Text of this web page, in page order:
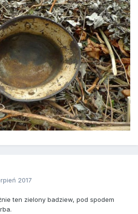
2017
ten zielony badziew, pod spodem